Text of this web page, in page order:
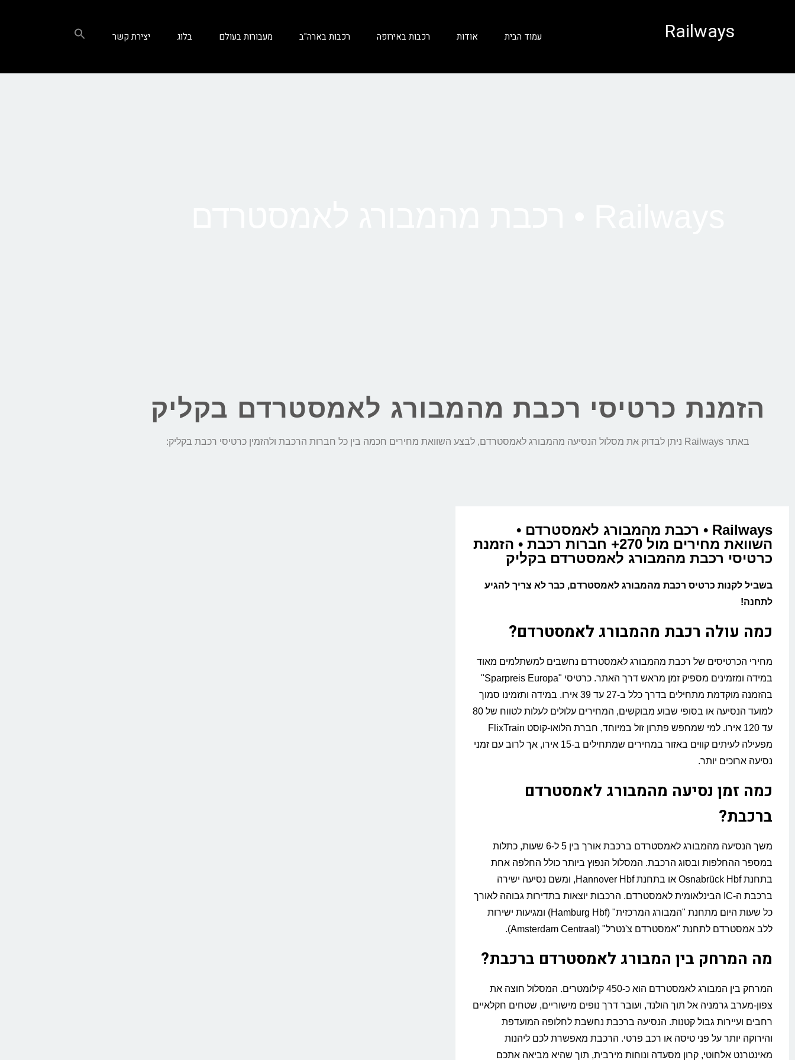
Railways עמוד הבית אודות רכבות באירופה רכבות בארה"ב מעבורות בעולם בלוג יצירת קשר
הזמנת כרטיסי רכבת מהמבורג לאמסטרדם בקליק
באתר Railways ניתן לבדוק את מסלול הנסיעה מהמבורג לאמסטרדם, לבצע השוואת מחירים חכמה בין כל חברות הרכבת ולהזמין כרטיסי רכבת בקליק:
Railways • רכבת מהמבורג לאמסטרדם •
השוואת מחירים מול 270+ חברות רכבת • הזמנת
כרטיסי רכבת מהמבורג לאמסטרדם בקליק
בשביל לקנות כרטיס רכבת מהמבורג לאמסטרדם, כבר לא צריך להגיע
לתחנה!
כמה עולה רכבת מהמבורג לאמסטרדם?
מחירי הכרטיסים של רכבת מהמבורג לאמסטרדם נחשבים למשתלמים מאוד
במידה ומזמינים מספיק זמן מראש דרך האתר. כרטיסי "Sparpreis Europa"
בהזמנה מוקדמת מתחילים בדרך כלל ב-27 עד 39 אירו. במידה ותזמינו סמוך
למועד הנסיעה או בסופי שבוע מבוקשים, המחירים עלולים לעלות לטווח של 80
עד 120 אירו. למי שמחפש פתרון זול במיוחד, חברת הלואו-קוסט FlixTrain
מפעילה לעיתים קווים באזור במחירים שמתחילים ב-15 אירו, אך לרוב עם זמני
נסיעה ארוכים יותר.
כמה זמן נסיעה מהמבורג לאמסטרדם
ברכבת?
משך הנסיעה מהמבורג לאמסטרדם ברכבת אורך בין 5 ל-6 שעות, כתלות
במספר ההחלפות ובסוג הרכבת. המסלול הנפוץ ביותר כולל החלפה אחת
בתחנת Osnabrück Hbf או בתחנת Hannover Hbf, ומשם נסיעה ישירה
ברכבת ה-IC הבינלאומית לאמסטרדם. הרכבות יוצאות בתדירות גבוהה לאורך
כל שעות היום מתחנת "המבורג המרכזית" (Hamburg Hbf) ומגיעות ישירות
ללב אמסטרדם לתחנת "אמסטרדם צ'נטרל" (Amsterdam Centraal).
מה המרחק בין המבורג לאמסטרדם ברכבת?
המרחק בין המבורג לאמסטרדם הוא כ-450 קילומטרים. המסלול חוצה את
צפון-מערב גרמניה אל תוך הולנד, ועובר דרך נופים מישוריים, שטחים חקלאיים
רחבים ועיירות גבול קטנות. הנסיעה ברכבת נחשבת לחלופה המועדפת
והירוקה יותר על פני טיסה או רכב פרטי. הרכבת מאפשרת לכם ליהנות
מאינטרנט אלחוטי, קרון מסעדה ונוחות מירבית, תוך שהיא מביאה אתכם